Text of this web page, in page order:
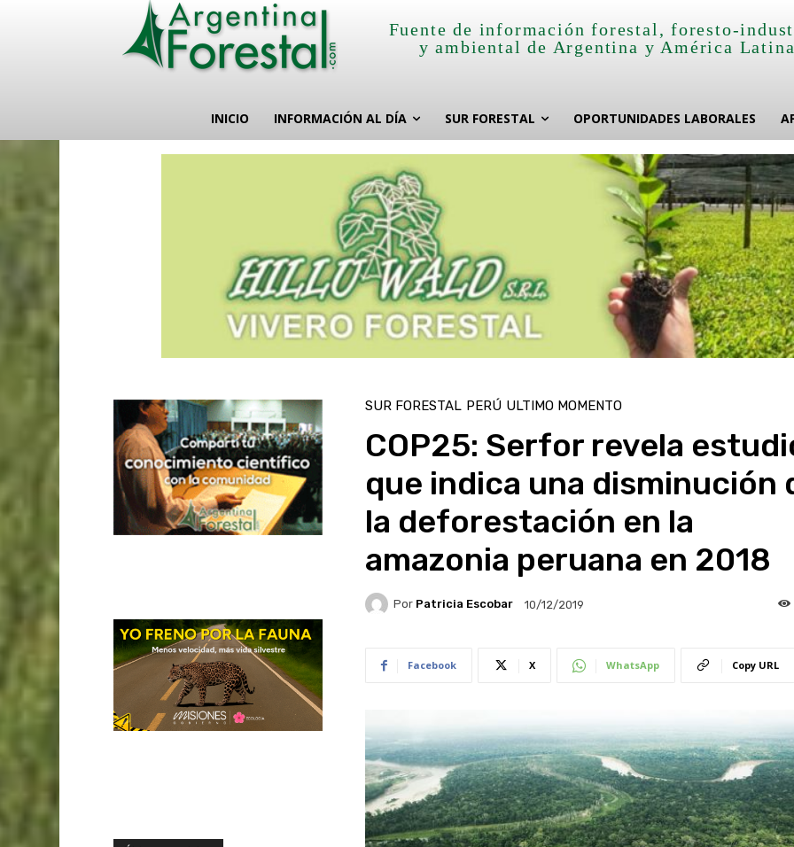
Fuente de información forestal, foresto-
y ambiental de Argentina y América
INICIO INFORMACIÓN AL DÍA SUR FORESTAL OPORTUNIDADES LABORALES
SUR FORESTAL PERÚ ULTIMO MOMENTO
COP25: Serfor revela
que indica una disminución
la deforestación en la
amazonia peruana en 2018
Por Patricia Escobar 10/12/2019
Facebook X WhatsApp Copy URL